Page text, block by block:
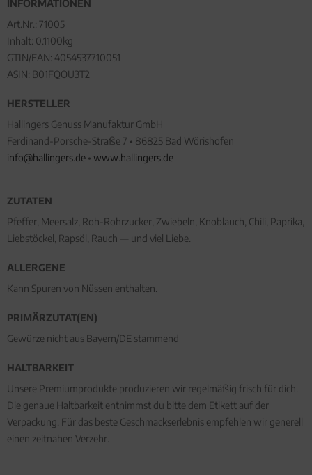
INFORMATIONEN
Art.Nr.: 71005
Inhalt: 0.1100kg
GTIN/EAN: 4054537710051
ASIN: B01FQOU3T2
HERSTELLER
Hallingers Genuss Manufaktur GmbH
Ferdinand-Porsche-Straße 7 • 86825 Bad Wörishofen
info@hallingers.de • www.hallingers.de
ZUTATEN
Pfeffer, Meersalz, Roh-Rohrzucker, Zwiebeln, Knoblauch, Chili, Paprika,
Liebstöckel, Rapsöl, Rauch — und viel Liebe.
ALLERGENE
Kann Spuren von Nüssen enthalten.
PRIMÄRZUTAT(EN)
Gewürze nicht aus Bayern/DE stammend
HALTBARKEIT
Unsere Premiumprodukte produzieren wir regelmäßig frisch für dich.
Die genaue Haltbarkeit entnimmst du bitte dem Etikett auf der
Verpackung. Für das beste Geschmackserlebnis empfehlen wir generell
einen zeitnahen Verzehr.